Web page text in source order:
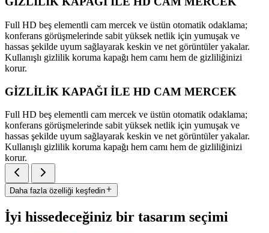
Full HD beş elementli cam mercek ve üstün otomatik odaklama;
konferans görüşmelerinde sabit yüksek netlik için yumuşak ve
hassas şekilde uyum sağlayarak keskin ve net görüntüler yakalar.
Kullanışlı gizlilik koruma kapağı hem camı hem de gizliliğinizi
korur.
GİZLİLİK KAPAĞI İLE HD CAM MERCEK
Full HD beş elementli cam mercek ve üstün otomatik odaklama;
konferans görüşmelerinde sabit yüksek netlik için yumuşak ve
hassas şekilde uyum sağlayarak keskin ve net görüntüler yakalar.
Kullanışlı gizlilik koruma kapağı hem camı hem de gizliliğinizi
korur.
Daha fazla özelliği keşfedin
İyi hissedeceğiniz bir tasarım seçimi